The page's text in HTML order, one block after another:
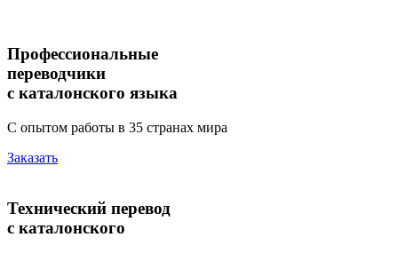
Профессиональные
переводчики
с каталонского языка
С опытом работы в 35 странах мира
Заказать
Технический перевод
с каталонского